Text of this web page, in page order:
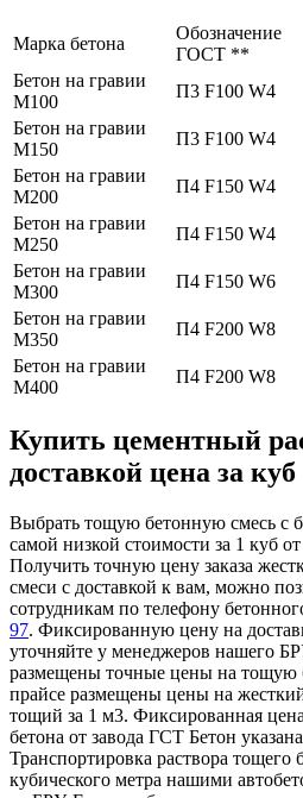
Марка бетона
Обозначение
ГОСТ **
Бетон на гравии
М100
П3 F100 W4
Бетон на гравии
М150
П3 F100 W4
Бетон на гравии
М200
П4 F150 W4
Бетон на гравии
М250
П4 F150 W4
Бетон на гравии
М300
П4 F150 W6
Бетон на гравии
М350
П4 F200 W8
Бетон на гравии
М400
П4 F200 W8
Купить цементный
доставкой цена за куб
Выбрать тощую бетонную смесь с
самой низкой стоимости за 1 куб от
Получить точную цену заказа
смеси с доставкой к вам, можно
сотрудникам по телефону
97. Фиксированную цену на
уточняйте у менеджеров нашего
размещены точные цены на тощую
прайсе размещены цены на
тощий за 1 м3. Фиксированная
бетона от завода ГСТ Бетон
Транспортировка раствора тощего
кубического метра нашими